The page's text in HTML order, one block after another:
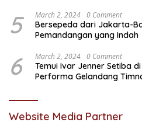
5 March 2, 2024 0 Comment
Bersepeda dari Jakarta-
Pemandangan yang Indah
6 March 2, 2024 0 Comment
Temui Ivar Jenner Setiba
Performa Gelandang
Website Media Partner